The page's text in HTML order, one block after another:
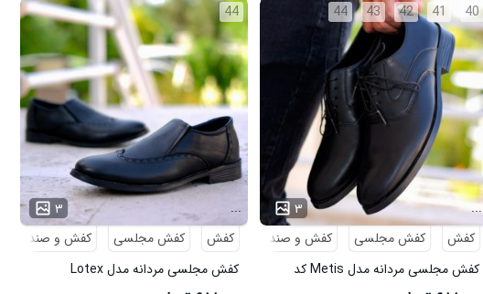
40
41
42
43
44
۳
...
کفش
کفش مجلسی
کفش و صندل
کفش مجلسی مردانه مدل Metis کد
44
۳
...
کفش
کفش مجلسی
کفش و صندل
کفش مجلسی مردانه مدل Lotex